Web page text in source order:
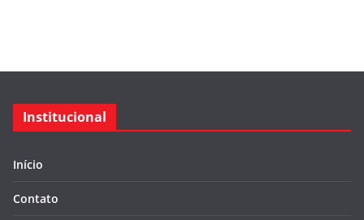
Institucional
Início
Contato